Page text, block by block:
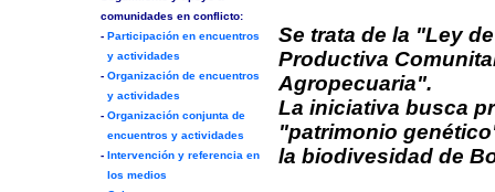
Se trata de la "Ley
Productiva
Agropecuaria".
La iniciativa busca
"patrimonio
la biodivesidad de